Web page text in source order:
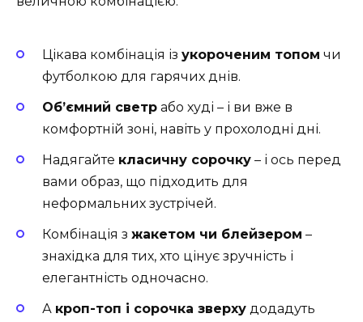
Цікава комбінація із укороченим топом чи
футболкою для гарячих днів.
Об’ємний светр або худі – і ви вже в
комфортній зоні, навіть у прохолодні дні.
Надягайте класичну сорочку – і ось перед
вами образ, що підходить для
неформальних зустрічей.
Комбінація з жакетом чи блейзером –
знахідка для тих, хто цінує зручність і
елегантність одночасно.
А кроп-топ і сорочка зверху додадуть